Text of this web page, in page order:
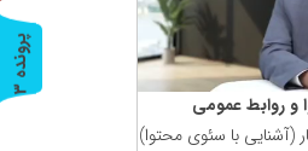
و روابط عمومی
با سئوی محتوا)
پ
ر
و
ن
د
ه
3